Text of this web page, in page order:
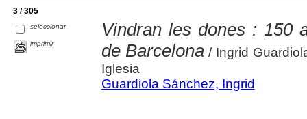
3 / 305
seleccionar
imprimir
Vindran les dones : 150
de Barcelona / Ingrid
Iglesia
Guardiola Sánchez, Ingrid